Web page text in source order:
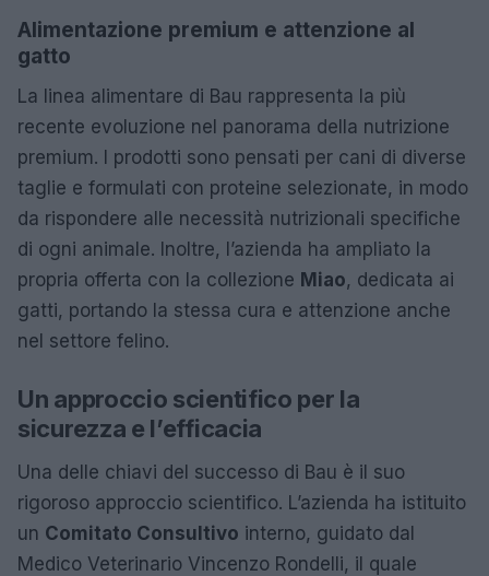
Alimentazione premium e attenzione al
gatto
La linea alimentare di Bau rappresenta la più
recente evoluzione nel panorama della nutrizione
premium. I prodotti sono pensati per cani di diverse
taglie e formulati con proteine selezionate, in modo
da rispondere alle necessità nutrizionali specifiche
di ogni animale. Inoltre, l’azienda ha ampliato la
propria offerta con la collezione Miao, dedicata ai
gatti, portando la stessa cura e attenzione anche
nel settore felino.
Un approccio scientifico per la
sicurezza e l’efficacia
Una delle chiavi del successo di Bau è il suo
rigoroso approccio scientifico. L’azienda ha istituito
un Comitato Consultivo interno, guidato dal
Medico Veterinario Vincenzo Rondelli, il quale